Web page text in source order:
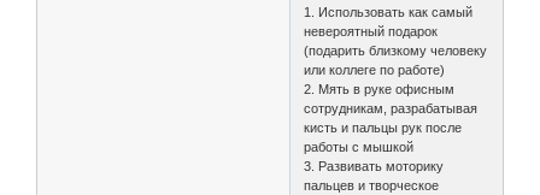
1. Использовать как самый
невероятный подарок
(подарить близкому человеку
или коллеге по работе)
2. Мять в руке офисным
сотрудникам, разрабатывая
кисть и пальцы рук после
работы с мышкой
3. Развивать моторику
пальцев и творческое